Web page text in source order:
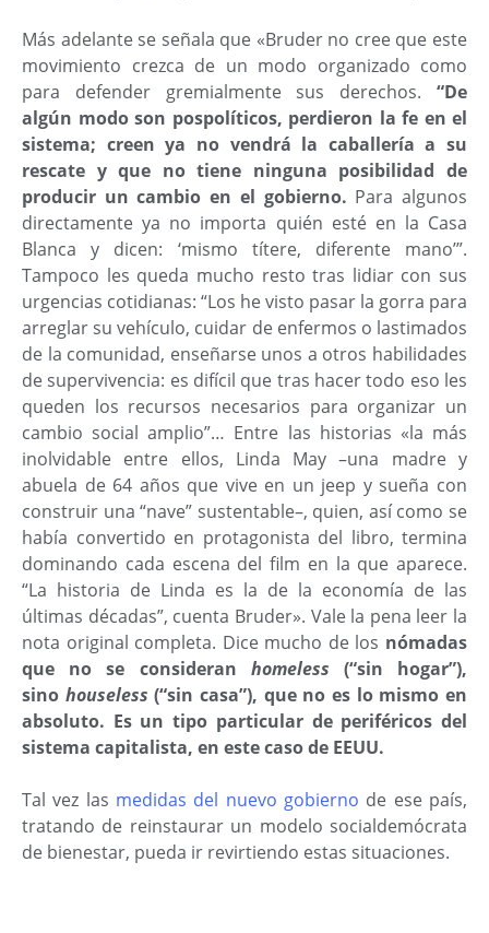
Más adelante se señala que «Bruder no cree que este
movimiento crezca de un modo organizado como
para defender gremialmente sus derechos. “De
algún modo son pospolíticos, perdieron la fe en el
sistema; creen ya no vendrá la caballería a su
rescate y que no tiene ninguna posibilidad de
producir un cambio en el gobierno. Para algunos
directamente ya no importa quién esté en la Casa
Blanca y dicen: ‘mismo títere, diferente mano’”.
Tampoco les queda mucho resto tras lidiar con sus
urgencias cotidianas: “Los he visto pasar la gorra para
arreglar su vehículo, cuidar de enfermos o lastimados
de la comunidad, enseñarse unos a otros habilidades
de supervivencia: es difícil que tras hacer todo eso les
queden los recursos necesarios para organizar un
cambio social amplio”… Entre las historias «la más
inolvidable entre ellos, Linda May –una madre y
abuela de 64 años que vive en un jeep y sueña con
construir una “nave” sustentable–, quien, así como se
había convertido en protagonista del libro, termina
dominando cada escena del film en la que aparece.
“La historia de Linda es la de la economía de las
últimas décadas”, cuenta Bruder». Vale la pena leer la
nota original completa. Dice mucho de los nómadas
que no se consideran homeless (“sin hogar”),
sino houseless(“sin casa”), que no es lo mismo en
absoluto. Es un tipo particular de periféricos del
sistema capitalista, en este caso de EEUU.
Tal vez las medidas del nuevo gobierno de ese país,
tratando de reinstaurar un modelo socialdemócrata
de bienestar, pueda ir revirtiendo estas situaciones.